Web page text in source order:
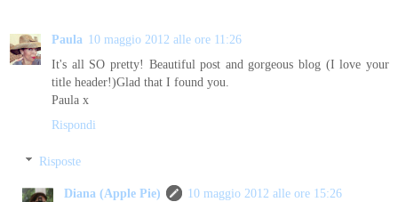
Paula 10 maggio 2012 alle ore 11:26
It's all SO pretty! Beautiful post and gorgeous blog (I love your
title header!)Glad that I found you.
Paula x
Rispondi
Risposte
Diana (Apple Pie)
10 maggio 2012 alle ore 15:26